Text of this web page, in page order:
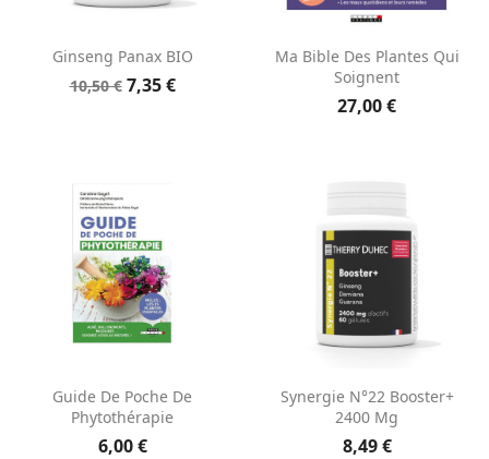
Ginseng Panax BIO
10,50 € 7,35 €
Ma Bible Des Plantes Qui
Soignent
27,00 €
Guide De Poche De
Phytothérapie
6,00 €
Synergie N°22 Booster+
2400 Mg
8,49 €